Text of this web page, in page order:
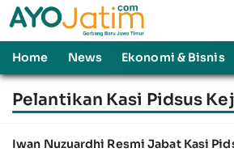
Home News Ekonomi & Bisnis
Pelantikan Kasi Pidsus
Iwan Nuzuardhi Resmi Jabat Kasi